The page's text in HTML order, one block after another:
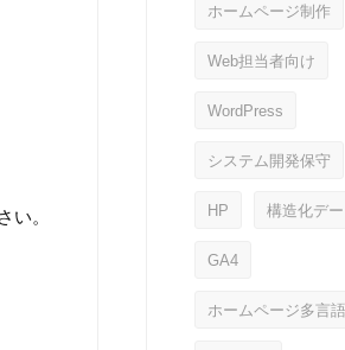
い。
ホームページ制作
Web担当者向け
WordPress
システム開発保守
HP 構造化デー
GA4
ホームページ多言